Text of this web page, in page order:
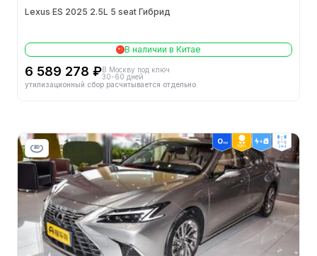
Кол-во мест (шт.)
Полная масса (кг) 2110
Объем бака (л) 60.0
Ширина (мм) 1866
Высота (мм) 1447
Lexus ES 2025 2.5L 5 seat Гибрид
В наличии в Китае
6 589 278 ₽В Москву под ключ
30-60 дней
утилизационный сбор расчитывается отдельно
2wd